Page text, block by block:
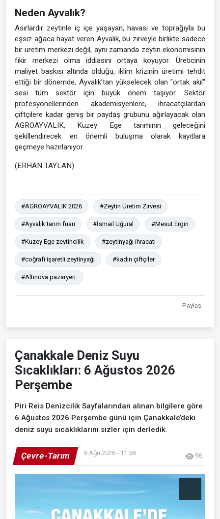
Neden Ayvalık?
Asırlardır zeytinle iç içe yaşayan, havası ve toprağıyla bu
eşsiz ağaca hayat veren Ayvalık, bu zirveyle birlikte sadece
bir üretim merkezi değil, aynı zamanda zeytin ekonomisinin
fikir merkezi olma iddiasını ortaya koyuyor. Üreticinin
maliyet baskısı altında olduğu, iklim krizinin üretimi tehdit
ettiği bir dönemde, Ayvalık’tan yükselecek olan "ortak akıl"
sesi tüm sektör için büyük önem taşıyor. Sektör
profesyonellerinden akademisyenlere, ihracatçılardan
çiftçilere kadar geniş bir paydaş grubunu ağırlayacak olan
AGROAYVALIK, Kuzey Ege tarımının geleceğini
şekillendirecek en önemli buluşma olarak kayıtlara
geçmeye hazırlanıyor.
(ERHAN TAYLAN)
#AGROAYVALIK 2026 #Zeytin Üretim Zirvesi
#Ayvalık tarım fuarı #İsmail Uğural #Mesut Ergin
#Kuzey Ege zeytincilik #zeytinyağı ihracatı
#coğrafi işaretli zeytinyağı #kadın çiftçiler
#Altınova pazaryeri.
Paylaş
Çanakkale Deniz Suyu
Sıcaklıkları: 6 Ağustos 2026
Perşembe
Piri Reis Denizcilik Sayfalarından alınan bilgilere göre
6 Ağustos 2026 Perşembe günü için Çanakkale’deki
deniz suyu sıcaklıklarını sizler için derledik.
Çevre-Tarım 6 Ağu 2026 - 11:58 96